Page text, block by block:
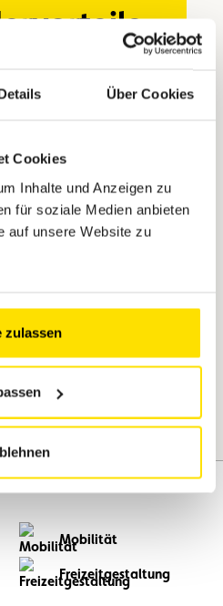
Über Cookies
Cookies
Inhalte und Anzeigen zu
für soziale Medien anbieten
auf unsere Website zu
zulassen
sind
mit uns die Welt – mit
macht sich Ihre
bezahlt.
Mobilität
Freizeitgestaltung